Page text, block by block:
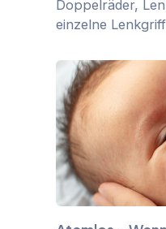
Doppelräder,
einzelne